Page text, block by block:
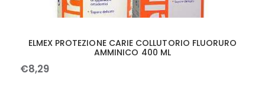
ELMEX PROTEZIONE CARIE COLLUTORIO FLUORURO
AMMINICO 400 ML
€8,29